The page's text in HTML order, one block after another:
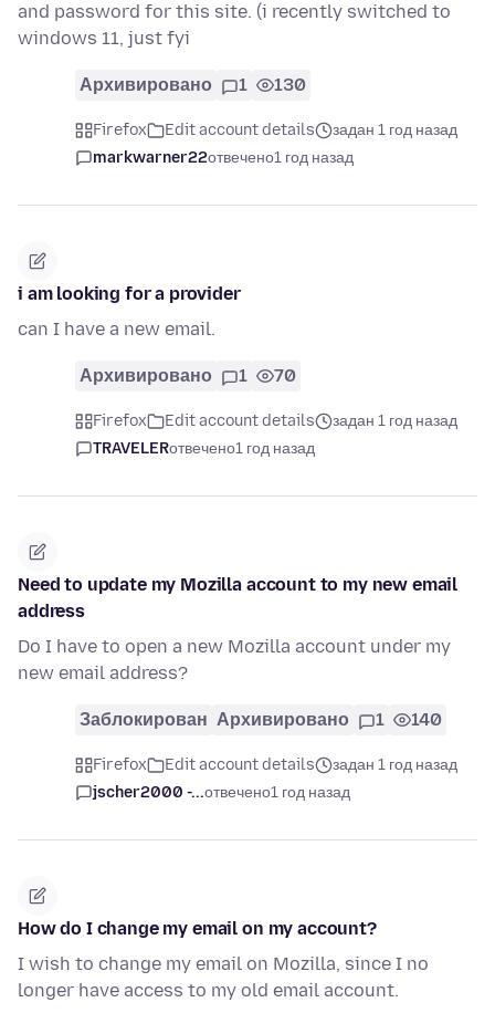
and password for this site. (i recently switched to
windows 11, just fyi
Архивировано 1 130
Firefox Edit account details
задан 1 год назад
markwarner22отвечено1 год назад
i am looking for a provider
can I have a new email.
Архивировано 1 70
Firefox Edit account details
задан 1 год назад
TRAVELERотвечено1 год назад
Need to update my Mozilla account to my new email
address
Do I have to open a new Mozilla account under my
new email address?
Заблокирован Архивировано 1 140
Firefox Edit account details
задан 1 год назад
jscher2000 -...отвечено1 год назад
How do I change my email on my account?
I wish to change my email on Mozilla, since I no
longer have access to my old email account.